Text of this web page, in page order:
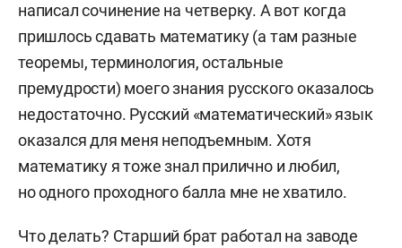
написал сочинение на четверку. А вот когда
пришлось сдавать математику (а там разные
теоремы, терминология, остальные
премудрости) моего знания русского оказалось
недостаточно. Русский «математический» язык
оказался для меня неподъемным. Хотя
математику я тоже знал прилично и любил,
но одного проходного балла мне не хватило.
Что делать? Старший брат работал на заводе